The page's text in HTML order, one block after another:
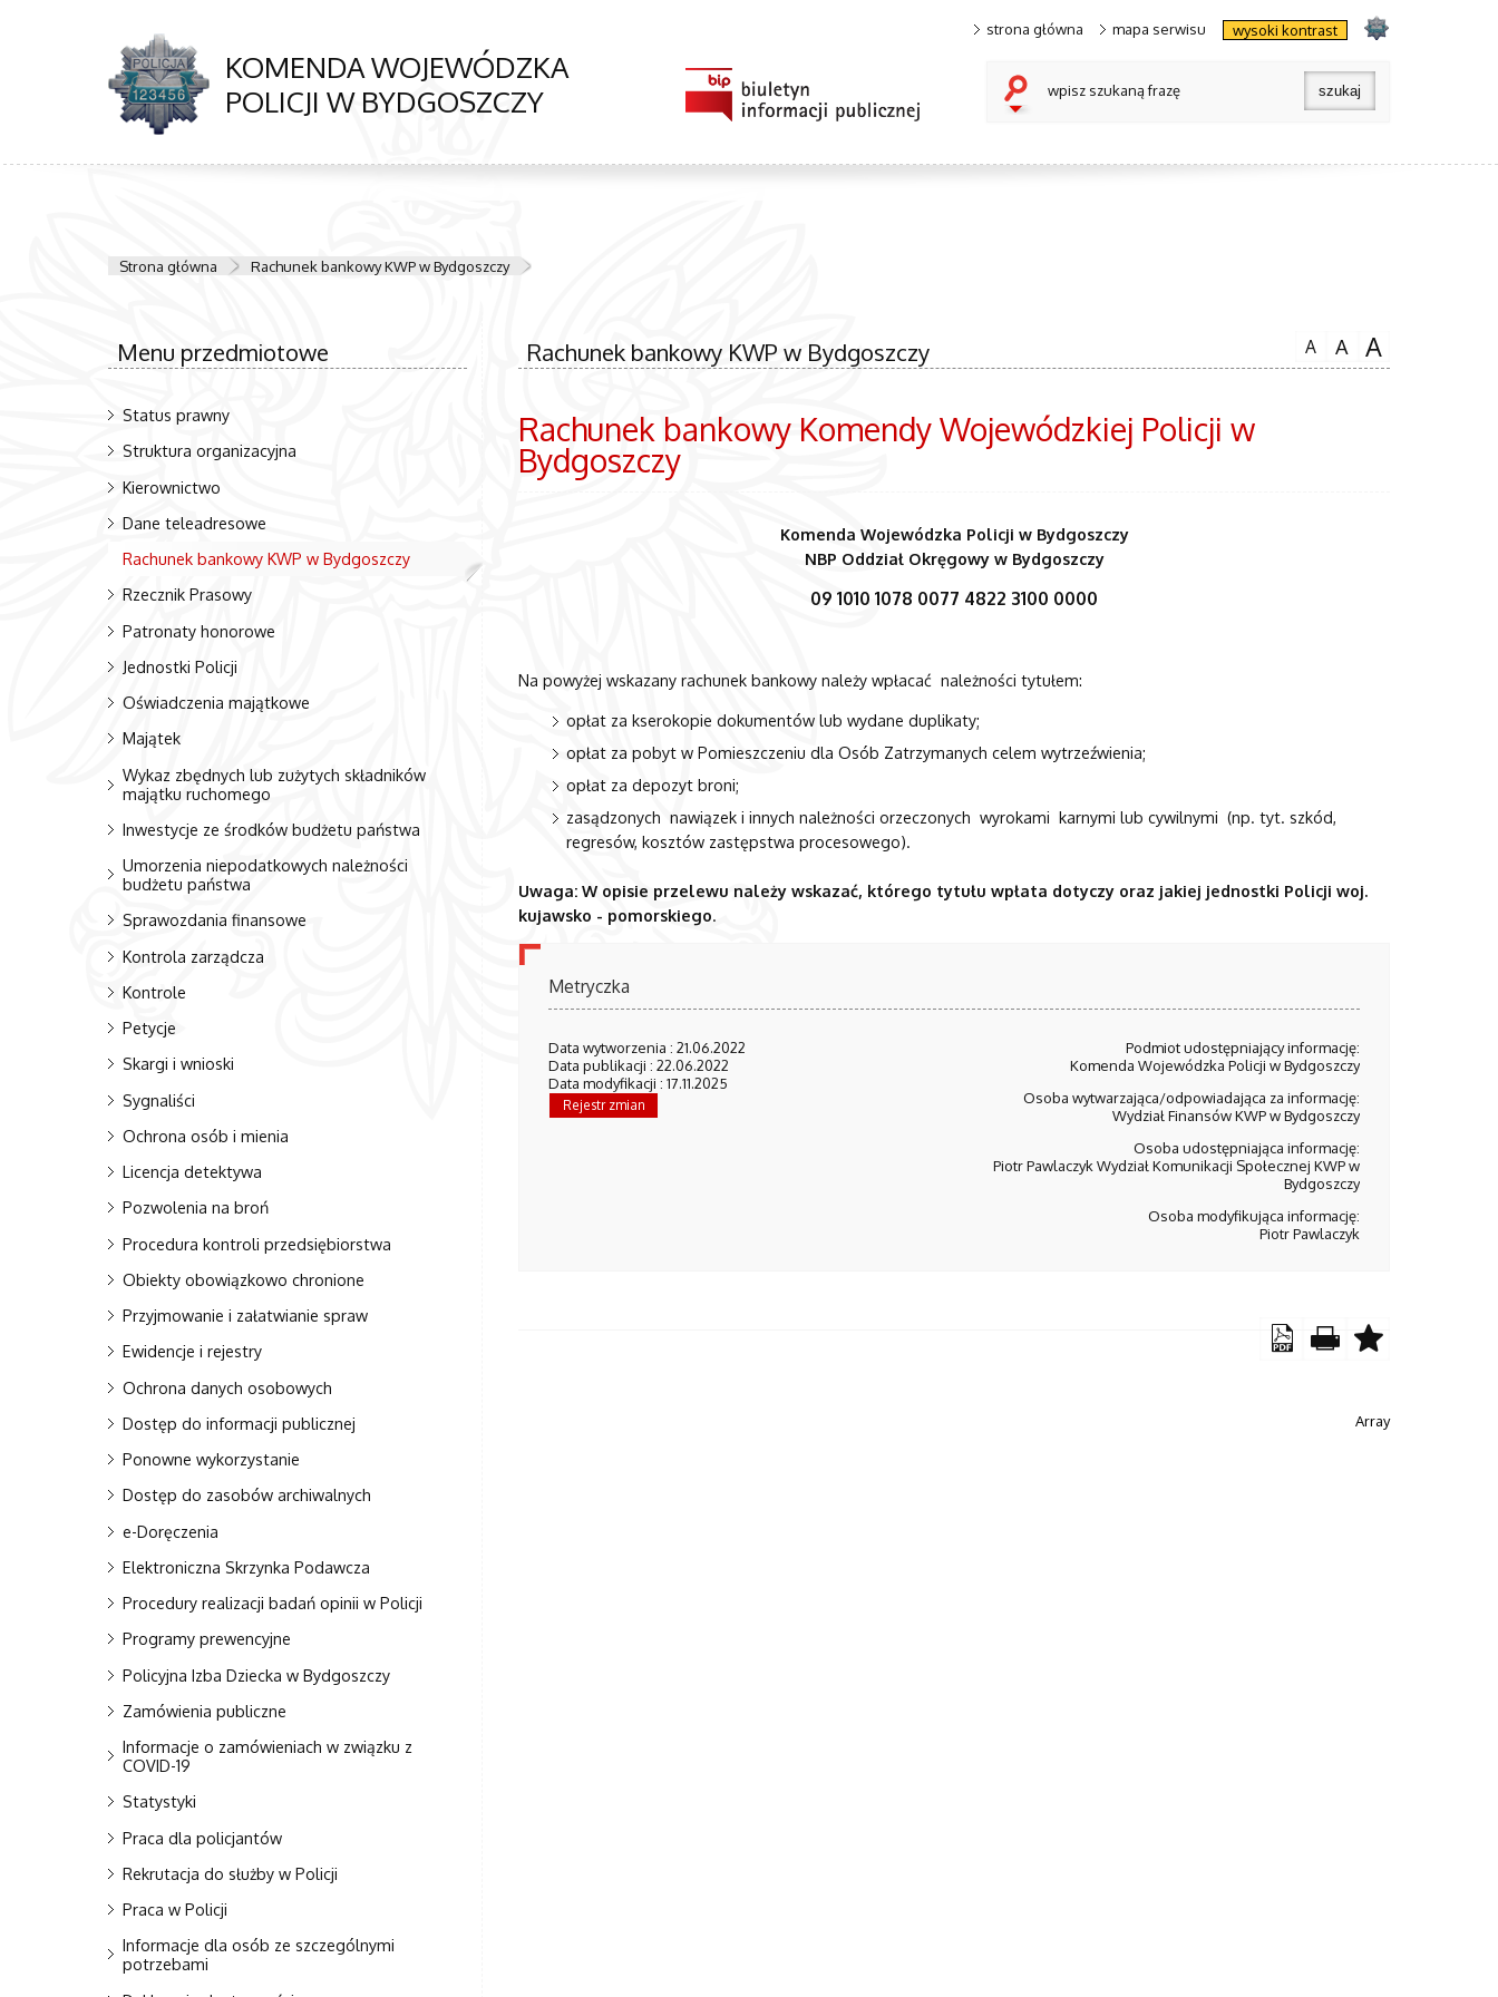
KOMENDA WOJEWÓDZKA
POLICJI W BYDGOSZCZY
strona główna mapa serwisu wysoki kontrast
wpisz szukaną frazę
Strona główna Rachunek bankowy KWP w Bydgoszczy
Menu przedmiotowe
Status prawny
Struktura organizacyjna
Kierownictwo
Dane teleadresowe
Rachunek bankowy KWP w Bydgoszczy
Rzecznik Prasowy
Patronaty honorowe
Jednostki Policji
Oświadczenia majątkowe
Majątek
Wykaz zbędnych lub zużytych składników
majątku ruchomego
Inwestycje ze środków budżetu państwa
Umorzenia niepodatkowych należności
budżetu państwa
Sprawozdania finansowe
Kontrola zarządcza
Kontrole
Petycje
Skargi i wnioski
Sygnaliści
Ochrona osób i mienia
Licencja detektywa
Pozwolenia na broń
Procedura kontroli przedsiębiorstwa
Obiekty obowiązkowo chronione
Przyjmowanie i załatwianie spraw
Ewidencje i rejestry
Ochrona danych osobowych
Dostęp do informacji publicznej
Ponowne wykorzystanie
Dostęp do zasobów archiwalnych
e-Doręczenia
Elektroniczna Skrzynka Podawcza
Procedury realizacji badań opinii w Policji
Programy prewencyjne
Policyjna Izba Dziecka w Bydgoszczy
Zamówienia publiczne
Informacje o zamówieniach w związku z
COVID-19
Statystyki
Praca dla policjantów
Rekrutacja do służby w Policji
Praca w Policji
Informacje dla osób ze szczególnymi
potrzebami
Rachunek bankowy KWP w Bydgoszczy A A A
Rachunek bankowy Komendy Wojewódzkiej Policji w
Bydgoszczy
Komenda Wojewódzka Policji w Bydgoszczy
NBP Oddział Okręgowy w Bydgoszczy
09 1010 1078 0077 4822 3100 0000
Na powyżej wskazany rachunek bankowy należy wpłacać należności tytułem:
opłat za kserokopie dokumentów lub wydane duplikaty;
opłat za pobyt w Pomieszczeniu dla Osób Zatrzymanych celem wytrzeźwienia;
opłat za depozyt broni;
zasądzonych nawiązek i innych należności orzeczonych wyrokami karnymi lub cywilnymi (np. tyt. szkód,
regresów, kosztów zastępstwa procesowego).
Uwaga: W opisie przelewu należy wskazać, którego tytułu wpłata dotyczy oraz jakiej jednostki Policji woj.
kujawsko - pomorskiego.
Metryczka
Data wytworzenia : 21.06.2022
Data publikacji : 22.06.2022
Data modyfikacji : 17.11.2025
Rejestr zmian
Podmiot udostępniający informację:
Komenda Wojewódzka Policji w Bydgoszczy
Osoba wytwarzająca/odpowiadająca za informację:
Wydział Finansów KWP w Bydgoszczy
Osoba udostępniająca informację:
Piotr Pawlaczyk Wydział Komunikacji Społecznej KWP w
Bydgoszczy
Osoba modyfikująca informację:
Piotr Pawlaczyk
Array